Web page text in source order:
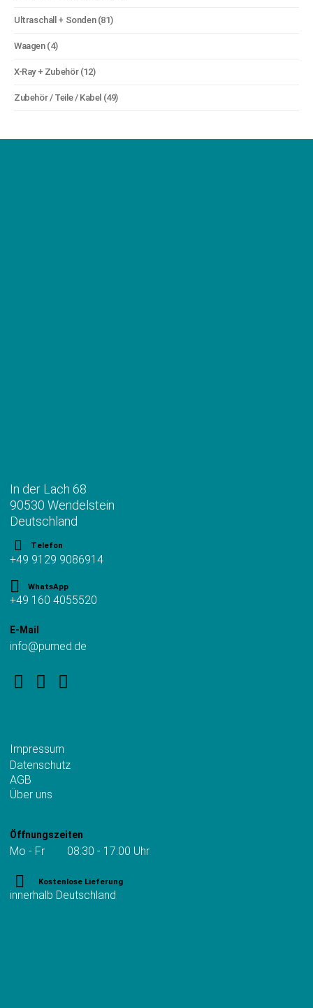
Ultraschall + Sonden (81)
Waagen (4)
X-Ray + Zubehör (12)
Zubehör / Teile / Kabel (49)
In der Lach 68
90530 Wendelstein
Deutschland
Telefon
+49 9129 9086914
WhatsApp
+49 160 4055520
E-Mail
info@pumed.de
Impressum
Datenschutz
AGB
Über uns
Öffnungszeiten
Mo - Fr 08:30 - 17:00 Uhr
Kostenlose Lieferung
innerhalb Deutschland